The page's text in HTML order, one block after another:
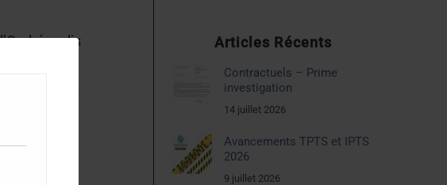
Articles Récents
Contractuels – Prime
investigation
14 juillet 2026
Avancements TPTS et IPTS
2026
9 juillet 2026